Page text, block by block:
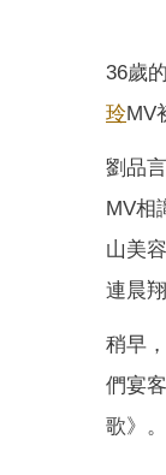
36歲
玲MV
劉品
MV相
山美
連晨
稍早
們宴
歌》。